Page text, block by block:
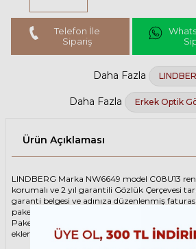
Telefon İle
Sipariş
Daha Fazla
Daha Fazla Erkek Optik
Ürün Açıklaması
LINDBERG Marka NW6649 model C08U13
korumalı ve 2 yıl garantili Gözlük Çerçevesi
garanti belgesi ve adınıza düzenlenmiş
paketlenerek kargoya teslim edilir.
Paketinize ek olarak silme bezi ve temizleme
eklenmektedir.